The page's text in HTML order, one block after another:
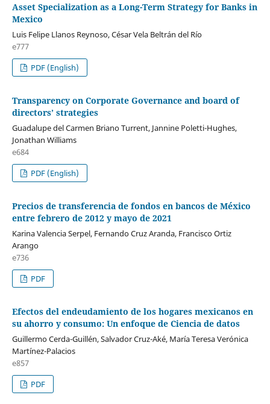
Asset Specialization as a Long-Term Strategy for Banks in
Mexico
Luis Felipe Llanos Reynoso, César Vela Beltrán del Río
e777
PDF (English)
Transparency on Corporate Governance and board of
directors’ strategies
Guadalupe del Carmen Briano Turrent, Jannine Poletti-Hughes,
Jonathan Williams
e684
PDF (English)
Precios de transferencia de fondos en bancos de México
entre febrero de 2012 y mayo de 2021
Karina Valencia Serpel, Fernando Cruz Aranda, Francisco Ortiz
Arango
e736
PDF
Efectos del endeudamiento de los hogares mexicanos en
su ahorro y consumo: Un enfoque de Ciencia de datos
Guillermo Cerda-Guillén, Salvador Cruz-Aké, María Teresa Verónica
Martínez-Palacios
e857
PDF